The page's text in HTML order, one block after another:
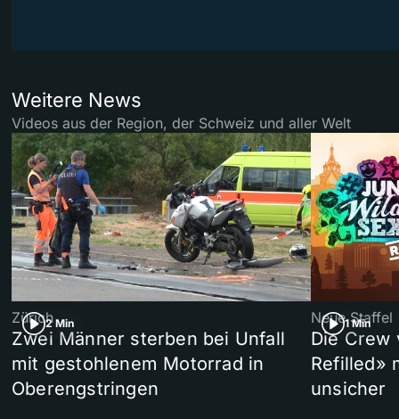
Weitere News
Videos aus der Region, der Schweiz und aller Welt
2 Min
Zürich
Zwei Männer sterben bei Unfall
mit gestohlenem Motorrad in
Oberengstringen
1 Min
Neue Staffel
Die Crew
Refilled»
unsicher